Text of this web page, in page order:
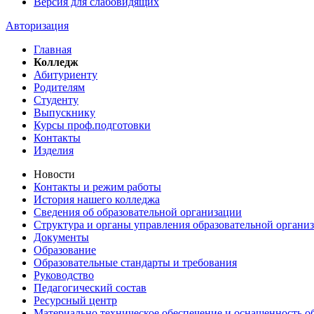
Авторизация
Главная
Колледж
Абитуриенту
Родителям
Студенту
Выпускнику
Курсы проф.подготовки
Контакты
Изделия
Новости
Контакты и режим работы
История нашего колледжа
Сведения об образовательной организации
Структура и органы управления образовательной
Документы
Образование
Образовательные стандарты и требования
Руководство
Педагогический состав
Ресурсный центр